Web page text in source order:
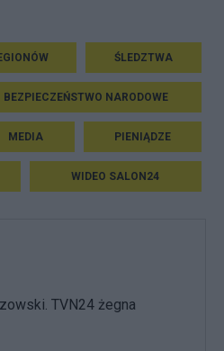
ŚLEDZTWA
BEZPIECZEŃSTWO NARODOWE
MEDIA PIENIĄDZE
WIDEO SALON24
TVN24 żegna